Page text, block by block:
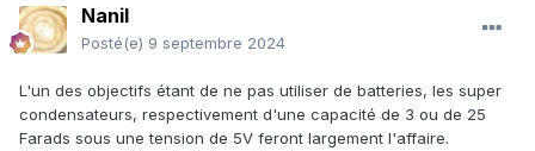
Nanil
Posté(e) 9 septembre 2024
L'un des objectifs étant de ne pas utiliser de batteries, les super
condensateurs, respectivement d'une capacité de 3 ou de 25
Farads sous une tension de 5V feront largement l'affaire.